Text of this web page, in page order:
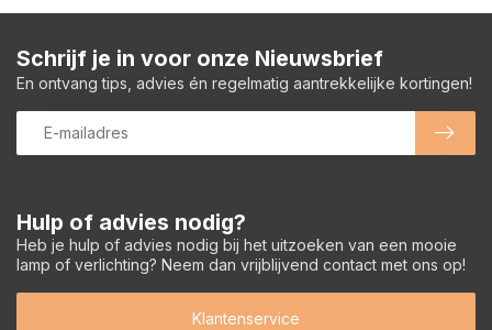
Hulp of advies nodig?
Heb je hulp of advies nodig bij het uitzoeken van een mooie
lamp of verlichting? Neem dan vrijblijvend contact met ons op!
Klantenservice
Schrijf je in voor onze Nieuwsbrief
En ontvang tips, advies én regelmatig aantrekkelijke kortingen!